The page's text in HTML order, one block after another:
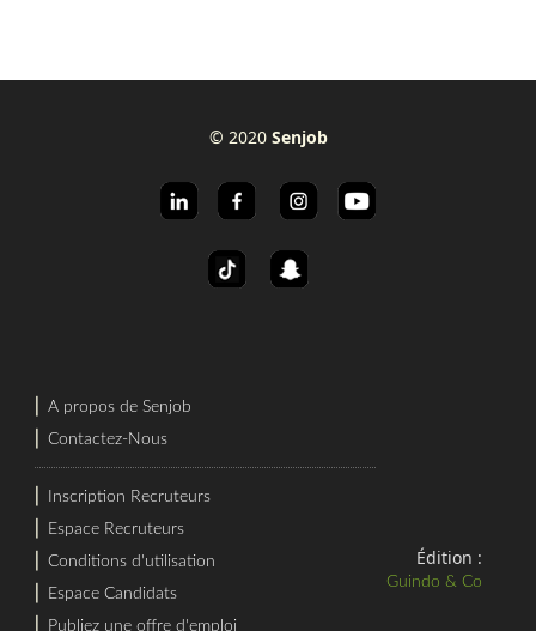
© 2020 Senjob
A propos de Senjob
Contactez-Nous
Inscription Recruteurs
Espace Recruteurs
Conditions d'utilisation
Espace Candidats
Publiez une offre d'emploi
Édition :
Guindo & Co